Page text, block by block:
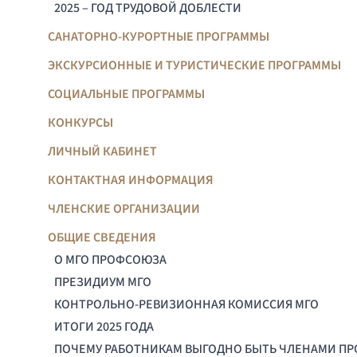
2025 – ГОД ТРУДОВОЙ ДОБЛЕСТИ
САНАТОРНО-КУРОРТНЫЕ ПРОГРАММЫ
ЭКСКУРСИОННЫЕ И ТУРИСТИЧЕСКИЕ ПРОГРАММЫ
СОЦИАЛЬНЫЕ ПРОГРАММЫ
КОНКУРСЫ
ЛИЧНЫЙ КАБИНЕТ
КОНТАКТНАЯ ИНФОРМАЦИЯ
ЧЛЕНСКИЕ ОРГАНИЗАЦИИ
ОБЩИЕ СВЕДЕНИЯ
О МГО ПРОФСОЮЗА
ПРЕЗИДИУМ МГО
КОНТРОЛЬНО-РЕВИЗИОННАЯ КОМИССИЯ МГО
ИТОГИ 2025 ГОДА
ПОЧЕМУ РАБОТНИКАМ ВЫГОДНО БЫТЬ ЧЛЕНАМИ